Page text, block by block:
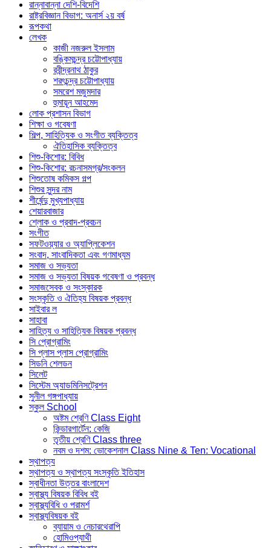
রান্নাবান্না দেশি-বিদেশি
রাষ্ট্রবিজ্ঞান বিভাগ: অনার্স ২য় বর্ষ
রূপকথা
লেখক
কাজী নজরুল ইসলাম
বঙ্কিমচন্দ্র চট্টোপাধ্যায়
রবীন্দ্রনাথ ঠাকুর
শরৎচন্দ্র চট্টোপাধ্যায়
সমরেশ মজুমদার
হুমায়ূন আহমেদ
লোক প্রশাসন বিভাগ
শিক্ষা ও গবেষণা
শিল্প, সাহিত্যিক ও সংগীত ব্যক্তিত্ব
ঐতিহাসিক ব্যক্তিত্ব
শিশু-কিশোর: বিবিধ
শিশু-কিশোর: রচনাসমগ্র/সংকলন
শিশুতোষ কমিকস গল্প
শিশুর সুন্দর নাম
শীর্ষেন্দু মুখ্যপাধ্যায়
শেয়ারবাজার
শ্লোক ও প্রবাদ-প্রবচন
সংগীত
সফটওয়্যার ও অ্যাপ্লিকেশন
সংবাদ, সাংবাদিকতা এবং গণমাধ্যম
সমাজ ও সভ্যতা
সমাজ ও সভ্যতা বিষয়ক গবেষণা ও প্রবন্ধ
সমাজসেবক ও সংস্কারক
সংস্কৃতি ও ঐতিহ্য বিষয়ক প্রবন্ধ
সাইবার ল
সাহাবা
সাহিত্য ও সাহিত্যিক বিষয়ক প্রবন্ধ
সি প্রোগ্রামিং
সি প্লাস প্লাস প্রোগ্রামিং
সিডনি শেলডন
সিলেট
সিস্টেম অ্যাডমিনিসট্রেশন
সুনীল গঙ্গপাধ্যায়
স্কুল School
অষ্টম শ্রেণি Class Eight
কিন্ডারগার্টেন: কেজি
তৃতীয় শ্রেণি Class three
নবম ও দশম: ভোকেশনাল Class Nine & Ten: Vocational
স্থাপত্য
স্থাপত্য ও স্থাপত্য সংস্কৃতি ইতিহাস
স্বাধীনতা উত্তর বাংলাদেশ
স্বাস্থ্য বিষয়ক বিবিধ বই
স্বাস্থ্যবিধি ও পরামর্শ
স্বাস্থ্যবিষয়ক বই
ব্যায়াম ও নেচারথেরাপি
হোমিওপ্যাথী